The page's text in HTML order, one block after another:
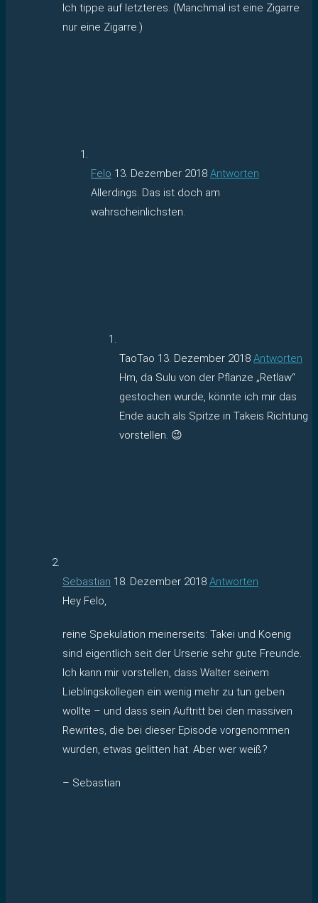
Ich tippe auf letzteres. (Manchmal ist eine Zigarre
nur eine Zigarre.)
Felo 13. Dezember 2018 Antworten
Allerdings. Das ist doch am
wahrscheinlichsten.
TaoTao 13. Dezember 2018 Antworten
Hm, da Sulu von der Pflanze „Retlaw“
gestochen wurde, könnte ich mir das
Ende auch als Spitze in Takeis Richtung
vorstellen. 😉
Sebastian 18. Dezember 2018 Antworten
Hey Felo,
reine Spekulation meinerseits: Takei und Koenig
sind eigentlich seit der Urserie sehr gute Freunde.
Ich kann mir vorstellen, dass Walter seinem
Lieblingskollegen ein wenig mehr zu tun geben
wollte – und dass sein Auftritt bei den massiven
Rewrites, die bei dieser Episode vorgenommen
wurden, etwas gelitten hat. Aber wer weiß?
– Sebastian